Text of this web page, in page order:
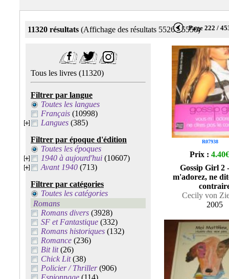
11320 résultats (Affichage des résultats 5526 - 5550)Page 222 /
Tous les livres (11320)
Filtrer par langue
Toutes les langues
Français (10998)
Langues (385)
Filtrer par époque d'édition
Toutes les époques
1940 à aujourd'hui (10607)
Avant 1940 (713)
Filtrer par catégories
Toutes les catégories
Romans
Romans divers (3928)
SF et Fantastique (332)
Romans historiques (132)
Romance (236)
Bit lit(26)
Chick Lit(38)
Policier / Thriller(906)
Espionnage (114)
R07938
Prix : 4.40€
Gossip Girl 2
m'adorez, ne
Cecily von
2005